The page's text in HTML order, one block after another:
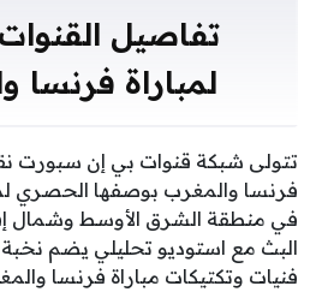
تفاصيل القنوات
لمباراة فرنسا
تتولى شبكة قنوات بي إن سبورت
فرنسا والمغرب بوصفها الحصري
في منطقة الشرق الأوسط وشمال
البث مع استوديو تحليلي يضم نخبة
فنيات وتكتيكات مباراة فرنسا